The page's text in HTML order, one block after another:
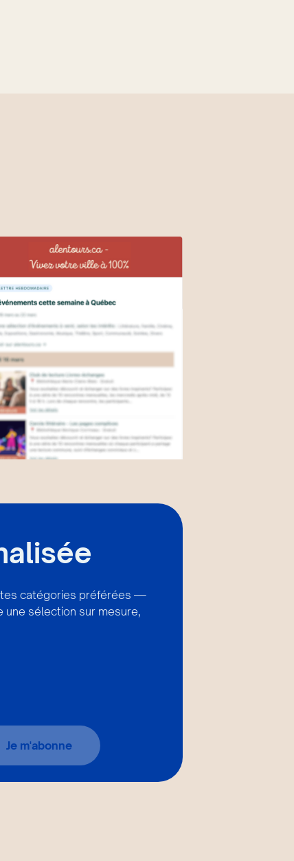
tes catégories préférées —
sélection sur mesure,
Je m'abonne